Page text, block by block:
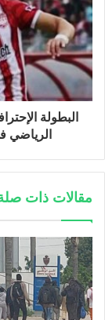
البطولة
الرياضي
مقالات ذات